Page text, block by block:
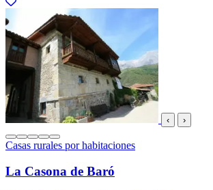
‹ ›
Casas rurales por habitaciones
La Casona de Baró